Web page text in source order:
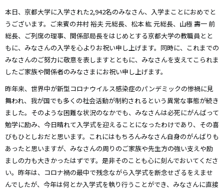
本日、京都大学に入学された2,942名のみなさん、入学まことにおめでと
うございます。ご来賓の井村 裕夫 元総長、松本 紘 元総長、山極 壽一 前
総長、ご列席の理事、関係部局長をはじめとする京都大学の教職員とと
もに、みなさんの入学を心よりお祝い申し上げます。同時に、これまでの
みなさんのご努力に敬意を表しますとともに、みなさんを支えてこられま
したご家族や関係者のみなさまにお祝い申し上げます。
昨年来、世界中が新型コロナウイルス感染症のパンデミックの惨禍に見
舞われ、我が国でも多くの社会活動が制約されるという異常な事態が続き
ました。そのような困難な状況のなかでも、みなさんは必死にがんばって
勉学に励み、今日晴れて入学式を迎えることになったわけであり、その喜
びもひとしおだと思います。これにはもちろんみなさん自身のがんばりも
あったと思いますが、みなさんの周りのご家族や先生方の強い支えや励
ましの力も大きかったはずです。是非そのことも心に刻んでおいてくださ
い。昨年は、コロナ禍の最中で残念ながら入学式を断念せざるをえませ
んでしたが、今年は何とか入学式を執り行うことができ、みなさんに直接